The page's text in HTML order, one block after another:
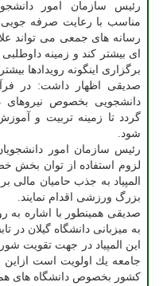
رئیس سازمان امور
مناسب با رعایت صرفه جویی
رسانه های جمعی می تواند
ای بیشتر كند و زمینه
برگزاری اینگونه رویدادها
صدیقی اظهار داشت: در
دانشجویی بخصوص نیروهای
گردد تا زمینه تربیت و
شود.
رئیس سازمان امور
لزوم استفاده از توان بخش
المپیاد به جذب حامیان مالی
بزرگ ورزشی اقدام نمایند.
صدیقی همینطور با اشاره به
به میزبانی دانشگاه گیلان در
این المپیاد در جهت تقویت
جامعه یك اولویت است ازاین
كشور بخصوص دانشگاه های